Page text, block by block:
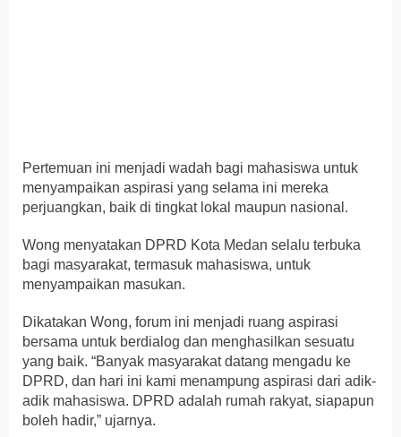
Pertemuan ini menjadi wadah bagi mahasiswa untuk
menyampaikan aspirasi yang selama ini mereka
perjuangkan, baik di tingkat lokal maupun nasional.
Wong menyatakan DPRD Kota Medan selalu terbuka
bagi masyarakat, termasuk mahasiswa, untuk
menyampaikan masukan.
Dikatakan Wong, forum ini menjadi ruang aspirasi
bersama untuk berdialog dan menghasilkan sesuatu
yang baik. “Banyak masyarakat datang mengadu ke
DPRD, dan hari ini kami menampung aspirasi dari adik-
adik mahasiswa. DPRD adalah rumah rakyat, siapapun
boleh hadir,” ujarnya.